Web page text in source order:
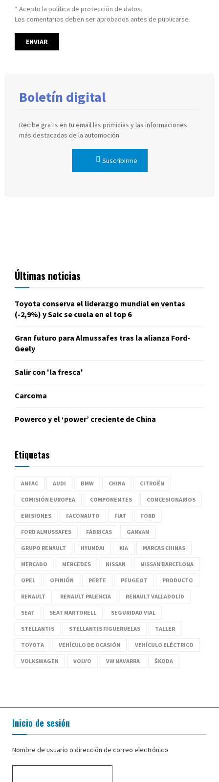
* Acepto la política de protección de datos.
Los comentarios deben ser aprobados antes de publicarse.
Boletín digital
Recibe gratis en tu email las primicias y las informaciones
más destacadas de la automoción.
Suscribirme
Últimas noticias
Toyota conserva el liderazgo mundial en ventas
(-2,9%) y Saic se cuela en el top 6
Gran futuro para Almussafes tras la alianza Ford-
Geely
Salir con 'la fresca'
Carcoma
Powerco y el ‘power’ creciente de China
Etiquetas
ANFAC AUDI BMW CHINA CITROËN
COMISIÓN EUROPEA COMPONENTES CONCESIONARIOS
EMISIONES FACONAUTO FIAT FORD
FORD ALMUSSAFES FÁBRICAS GANVAM
GRUPO RENAULT HYUNDAI KIA MARCAS CHINAS
MERCADO MERCEDES NISSAN NISSAN BARCELONA
OPEL OPINIÓN PERTE PEUGEOT PRODUCTO
RENAULT RENAULT PALENCIA RENAULT VALLADOLID
SEAT SEAT MARTORELL SEGURIDAD VIAL
STELLANTIS STELLANTIS FIGUERUELAS TALLER
TOYOTA VEHÍCULO DE OCASIÓN VEHÍCULO ELÉCTRICO
VOLKSWAGEN VOLVO VW NAVARRA ŠKODA
Inicio de sesión
Nombre de usuario o dirección de correo electrónico